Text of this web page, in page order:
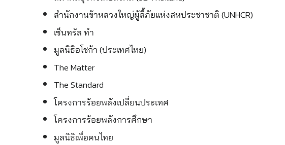
สำนักงานข้าหลวงใหญ่ผู้ลี้ภัยแห่งสหประชาชาติ (UNHCR)
เซ็นทรัล ทำ
มูลนิธิอโชก้า (ประเทศไทย)
The Matter
The Standard
โครงการร้อยพลังเปลี่ยนประเทศ
โครงการร้อยพลังการศึกษา
มูลนิธิเพื่อคนไทย